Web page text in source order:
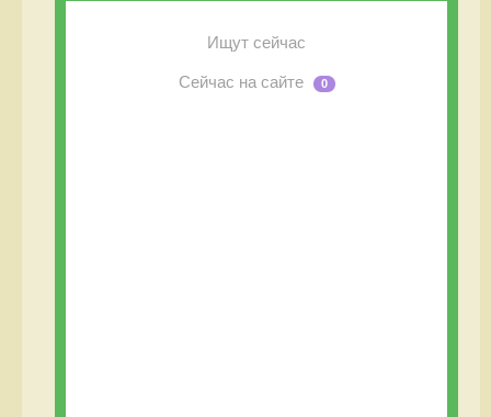
Ищут сейчас
Сейчас на сайте 0